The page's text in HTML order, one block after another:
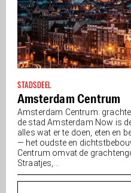
STADSDEEL
Amsterdam Centrum
Amsterdam Centrum:
de stad Amsterdam Now is
alles wat er te doen, eten en
— het oudste en
Centrum omvat de
Straatjes,...